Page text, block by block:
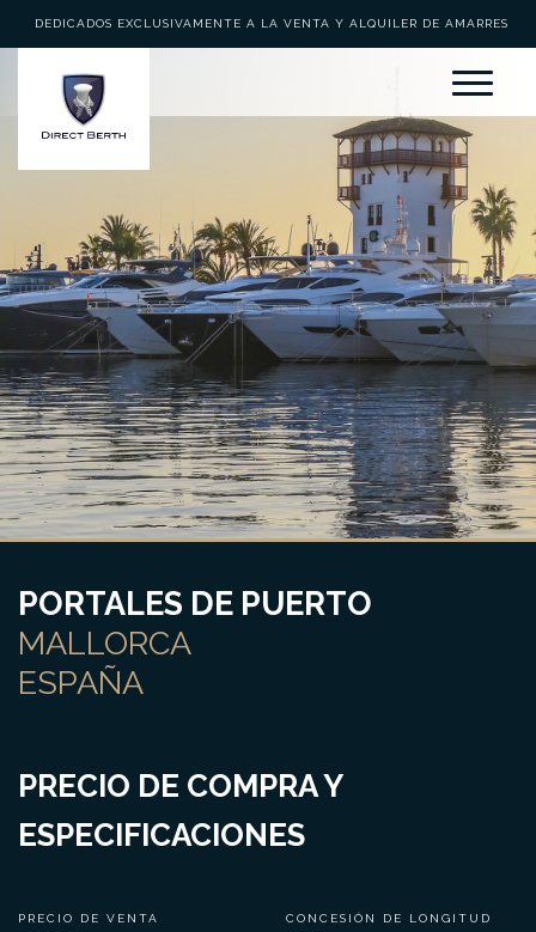
DEDICADOS EXCLUSIVAMENTE A LA VENTA Y ALQUILER DE AMARRES
PORTALES DE PUERTO
MALLORCA
ESPAÑA
PRECIO DE COMPRA Y
ESPECIFICACIONES
PRECIO DE VENTA CONCESIÓN DE LONGITUD